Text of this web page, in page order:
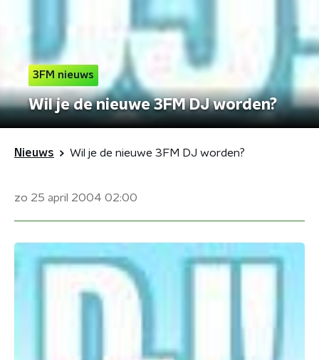
3FM nieuws
Wil je de nieuwe 3FM DJ worden?
Nieuws Wil je de nieuwe 3FM DJ worden?
zo 25 april 2004 02:00